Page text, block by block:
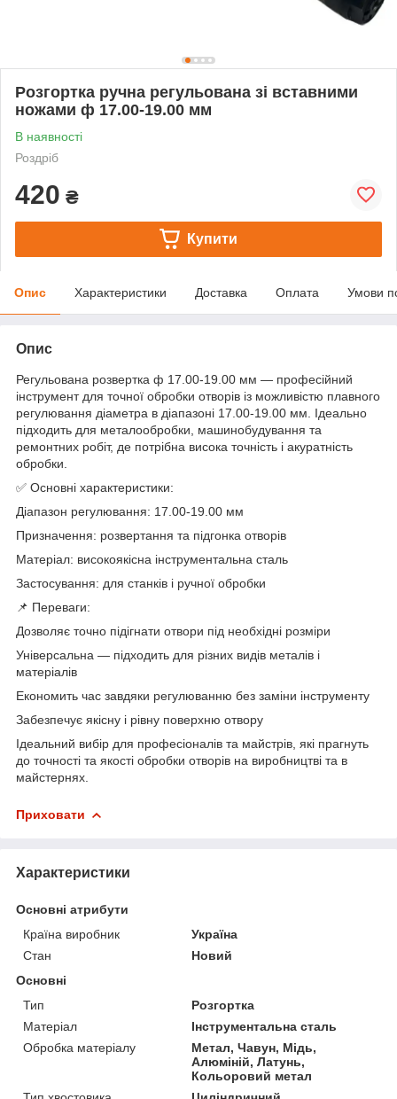
Розгортка ручна регульована зі вставними
ножами ф 17.00-19.00 мм
В наявності
Роздріб
420 ₴
Купити
Опис Характеристики Доставка Оплата Умови
Опис
Регульована розвертка ф 17.00-19.00 мм — професійний
інструмент для точної обробки отворів із можливістю плавного
регулювання діаметра в діапазоні 17.00-19.00 мм. Ідеально
підходить для металообробки, машинобудування та
ремонтних робіт, де потрібна висока точність і акуратність
обробки.
✅ Основні характеристики:
Діапазон регулювання: 17.00-19.00 мм
Призначення: розвертання та підгонка отворів
Матеріал: високоякісна інструментальна сталь
Застосування: для станків і ручної обробки
📌 Переваги:
Дозволяє точно підігнати отвори під необхідні розміри
Універсальна — підходить для різних видів металів і
матеріалів
Економить час завдяки регулюванню без заміни інструменту
Забезпечує якісну і рівну поверхню отвору
Ідеальний вибір для професіоналів та майстрів, які прагнуть
до точності та якості обробки отворів на виробництві та в
майстернях.
Приховати
Характеристики
Основні атрибути
Країна виробник
Україна
Стан
Новий
Основні
Тип
Розгортка
Матеріал
Інструментальна сталь
Обробка матеріалу
Метал, Чавун, Мідь,
Алюміній, Латунь,
Кольоровий метал